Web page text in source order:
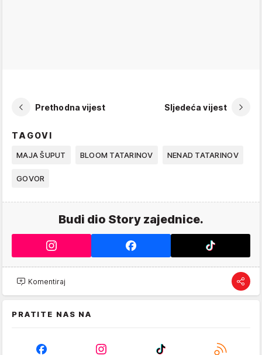
Prethodna vijest Sljedeća vijest
TAGOVI
MAJA ŠUPUT BLOOM TATARINOV NENAD TATARINOV
GOVOR
Budi dio Story zajednice.
Komentiraj
PRATITE NAS NA